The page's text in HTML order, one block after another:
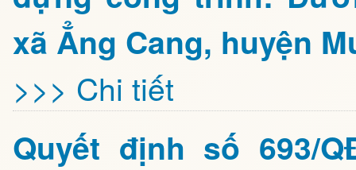
xã Ẳng Cang, huyện
>>> Chi tiết
Quyết định số 693/